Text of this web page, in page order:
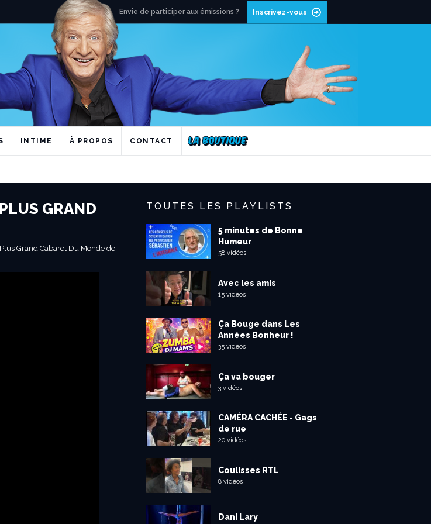
Envie de participer aux émissions ? Inscrivez-vous
INTIME À PROPOS CONTACT
GRAND
Grand Cabaret Du Monde de
TOUTES LES PLAYLISTS
5 minutes de Bonne
Humeur
58 vidéos
Avec les amis
15 vidéos
Ça Bouge dans Les
Années Bonheur !
35 vidéos
Ça va bouger
3 vidéos
CAMÉRA CACHÉE - Gags
de rue
20 vidéos
Coulisses RTL
8 vidéos
Dani Lary